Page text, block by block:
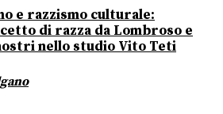
e razzismo culturale:
di razza da Lombroso e
nello studio Vito Teti